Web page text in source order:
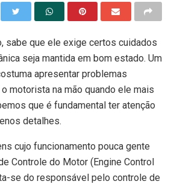
sabe que ele exige certos cuidados
seja mantida em bom estado. Um
apresentar problemas
motorista na mão quando ele mais
que é fundamental ter atenção
detalhes.
cujo funcionamento pouca gente
Controle do Motor (Engine Control
se do responsável pelo controle de